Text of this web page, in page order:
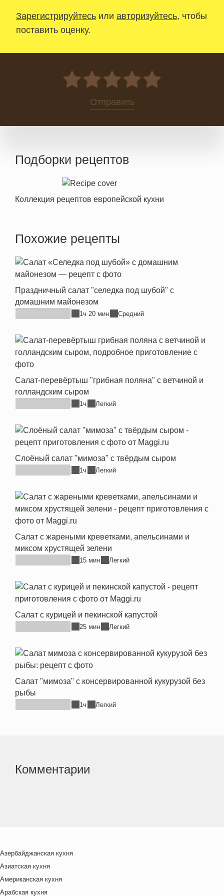
Зарегистрируйтесь или авторизуйтесь, чтобы
поставить оценку.
0
Отправить
Подборки рецептов
Коллекция рецептов европейской кухни
Похожие рецепты
Праздничный салат "селедка под шубой" с
домашним майонезом
1ч 20 мин Средний
Салат-перевёртыш "грибная поляна" с ветчиной и
голландским сыром
1ч Легкий
Слоёный салат "мимоза" с твёрдым сыром
1ч Легкий
Салат с жареными креветками, апельсинами и
миксом хрустящей зелени
15 мин Легкий
Салат с курицей и пекинской капустой
25 мин Легкий
Салат "мимоза" с консервированной кукурузой без
рыбы
1ч Легкий
Комментарии
Азербайджанская кухня
Азиатская кухня
Американская кухня
Арабская кухня